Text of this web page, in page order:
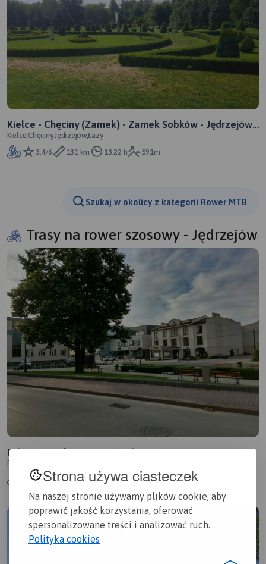
Strona używa ciasteczek
Na naszej stronie używamy plików cookie, aby
poprawić jakość korzystania, oferować
spersonalizowane treści i analizować ruch.
Polityka cookies
Kielce - Chęciny (Zamek) - Zamek Sobków - Jędrzejów -
Łazy
Kielce,Chęciny,Jędrzejów,Łazy
3.4/6
131 km 13:22 h 591m
Szukaj w okolicy z kategorii Rower MTB
Trasy na rower szosowy - Jędrzejów
Pińczów - Włoszczowa - Pińczów
Pińczów
5.0/6
134 km 6:03 h 246m